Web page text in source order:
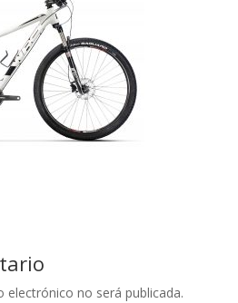
electrónico no será publicada.